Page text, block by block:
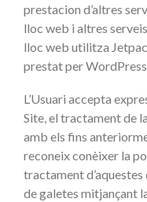
prestacion d’altres
lloc web i altres
lloc web utilitza
prestat per WordPress.
L’Usuari accepta
Site, el tractament de
amb els fins
reconeix conèixer la
tractament
de galetes mitjançant